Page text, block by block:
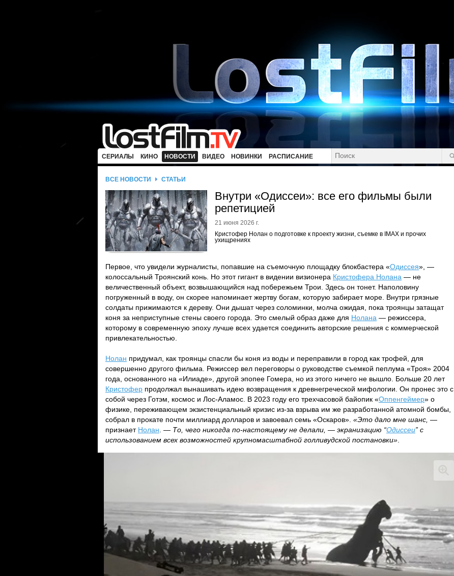
СЕРИАЛЫ КИНО НОВОСТИ ВИДЕО НОВИНКИ РАСПИСАНИЕ
ВСЕ НОВОСТИ СТАТЬИ
Внутри «Одиссеи»: все его фильмы были
репетицией
21 июня 2026 г.
Кристофер Нолан о подготовке к проекту жизни, съемке в IMAX и прочих
ухищрениях
Первое, что увидели журналисты, попавшие на съемочную площадку блокбастера «Одиссея», —
колоссальный Троянский конь. Но этот гигант в видении визионера Кристофера Нолана — не
величественный объект, возвышающийся над побережьем Трои. Здесь он тонет. Наполовину
погруженный в воду, он скорее напоминает жертву богам, которую забирает море. Внутри грязные
солдаты прижимаются к дереву. Они дышат через соломинки, молча ожидая, пока троянцы затащат
коня за неприступные стены своего города. Это смелый образ даже для Нолана — режиссера,
которому в современную эпоху лучше всех удается соединить авторские решения с коммерческой
привлекательностью.
Нолан придумал, как троянцы спасли бы коня из воды и переправили в город как трофей, для
совершенно другого фильма. Режиссер вел переговоры о руководстве съемкой пеплума «Троя» 2004
года, основанного на «Илиаде», другой эпопее Гомера, но из этого ничего не вышло. Больше 20 лет
Кристофер продолжал вынашивать идею возвращения к древнегреческой мифологии. Он пронес это с
собой через Готэм, космос и Лос-Аламос. В 2023 году его трехчасовой байопик «Оппенгеймер» о
физике, переживающем экзистенциальный кризис из-за взрыва им же разработанной атомной бомбы,
собрал в прокате почти миллиард долларов и завоевал семь «Оскаров». «Это дало мне шанс, —
признает Нолан . — То, чего никогда по-настоящему не делали, — экранизацию “Одиссеи” с
использованием всех возможностей крупномасштабной голливудской постановки»